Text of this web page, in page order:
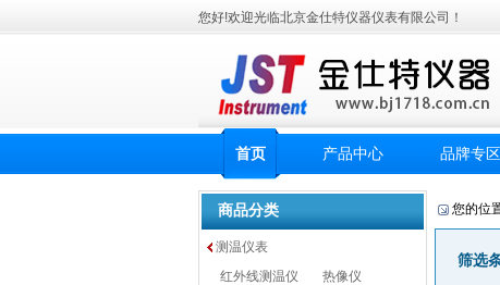
您好!欢迎光临北京金仕特仪器仪表有限公司！
首页 产品中心 品牌专区
商品分类
测温仪表
红外线测温仪
热像仪
您的位
筛选